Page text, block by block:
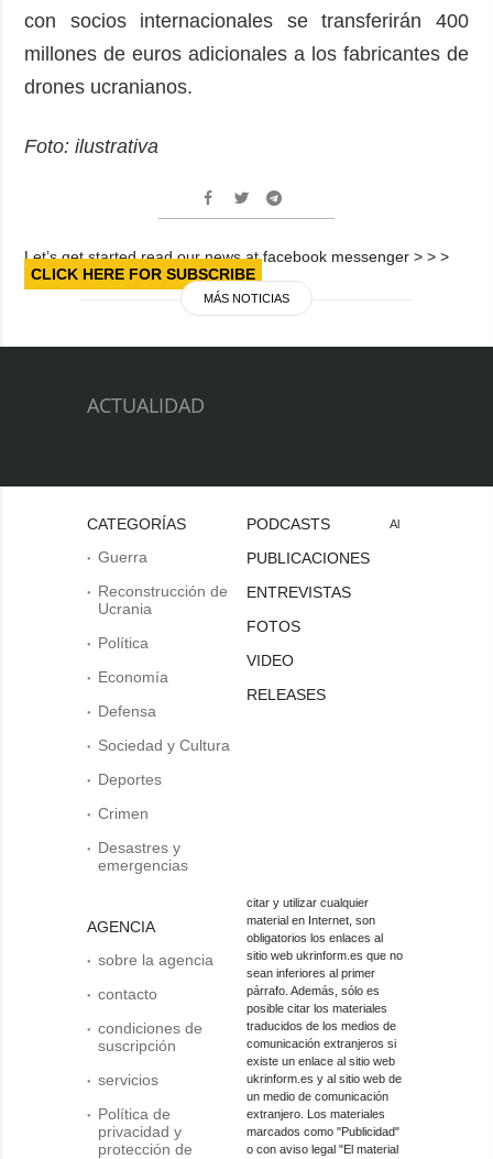
con socios internacionales se transferirán 400
millones de euros adicionales a los fabricantes de
drones ucranianos.
Foto: ilustrativa
Let’s get started read our news at facebook messenger > > >
CLICK HERE FOR SUBSCRIBE
MÁS NOTICIAS
ACTUALIDAD
CATEGORÍAS
Guerra
Reconstrucción de
Ucrania
Política
Economía
Defensa
Sociedad y Cultura
Deportes
Crimen
Desastres y
emergencias
AGENCIA
sobre la agencia
contacto
condiciones de
suscripción
servicios
Política de
privacidad y
protección de
PODCASTS
PUBLICACIONES
ENTREVISTAS
FOTOS
VIDEO
RELEASES
Al
citar y utilizar cualquier
material en Internet, son
obligatorios los enlaces al
sitio web ukrinform.es que no
sean inferiores al primer
párrafo. Además, sólo es
posible citar los materiales
traducidos de los medios de
comunicación extranjeros si
existe un enlace al sitio web
ukrinform.es y al sitio web de
un medio de comunicación
extranjero. Los materiales
marcados como "Publicidad"
o con aviso legal "El material